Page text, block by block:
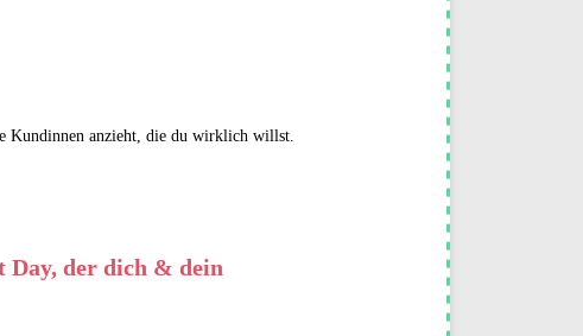
Kundinnen anzieht, die du wirklich willst.
Day, der dich & dein